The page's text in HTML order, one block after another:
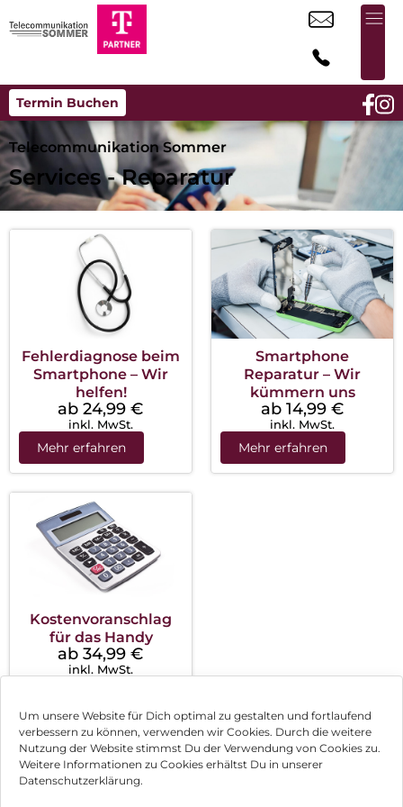
Um unsere Website für Dich optimal zu gestalten und fortlaufend
verbessern zu können, verwenden wir Cookies. Durch die weitere
Nutzung der Website stimmst Du der Verwendung von Cookies zu.
Weitere Informationen zu Cookies erhältst Du in unserer
Datenschutzerklärung.
Termin Buchen
Telecommunikation Sommer
Services - Reparatur
Fehlerdiagnose beim
Smartphone – Wir
helfen!
ab 24,99 €
inkl. MwSt.
Mehr erfahren
Smartphone
Reparatur – Wir
kümmern uns
ab 14,99 €
inkl. MwSt.
Mehr erfahren
Kostenvoranschlag
für das Handy
ab 34,99 €
inkl. MwSt.
Impressum